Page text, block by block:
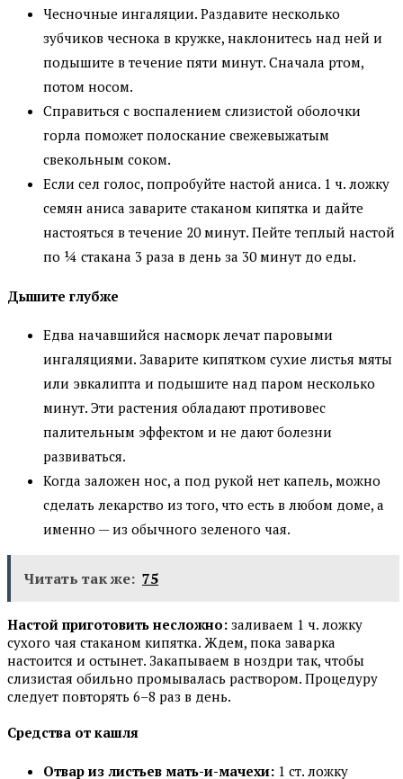
Чесночные ингаляции. Раздавите несколько
зубчиков чеснока в кружке, наклонитесь над ней и
подышите в течение пяти минут. Сначала ртом,
потом носом.
Справиться с воспалением слизистой оболочки
горла поможет полоскание свежевыжатым
свекольным соком.
Если сел голос, попробуйте настой аниса. 1 ч. ложку
семян аниса заварите стаканом кипятка и дайте
настояться в течение 20 минут. Пейте теплый настой
по ¼ стакана 3 раза в день за 30 минут до еды.
Дышите глубже
Едва начавшийся насморк лечат паровыми
ингаляциями. Заварите кипятком сухие листья мяты
или эвкалипта и подышите над паром несколько
минут. Эти растения обладают противовес
палительным эффектом и не дают болезни
развиваться.
Когда заложен нос, а под рукой нет капель, можно
сделать лекарство из того, что есть в любом доме, а
именно — из обычного зеленого чая.
Читать так же: 75
Настой приготовить несложно: заливаем 1 ч. ложку
сухого чая стаканом кипятка. Ждем, пока заварка
настоится и остынет. Закапываем в ноздри так, чтобы
слизистая обильно промывалась раствором. Процедуру
следует повторять 6–8 раз в день.
Средства от кашля
Отвар из листьев мать-и-мачехи: 1 ст. ложку